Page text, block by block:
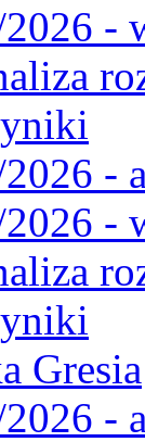
-
-
-
Gresia
-